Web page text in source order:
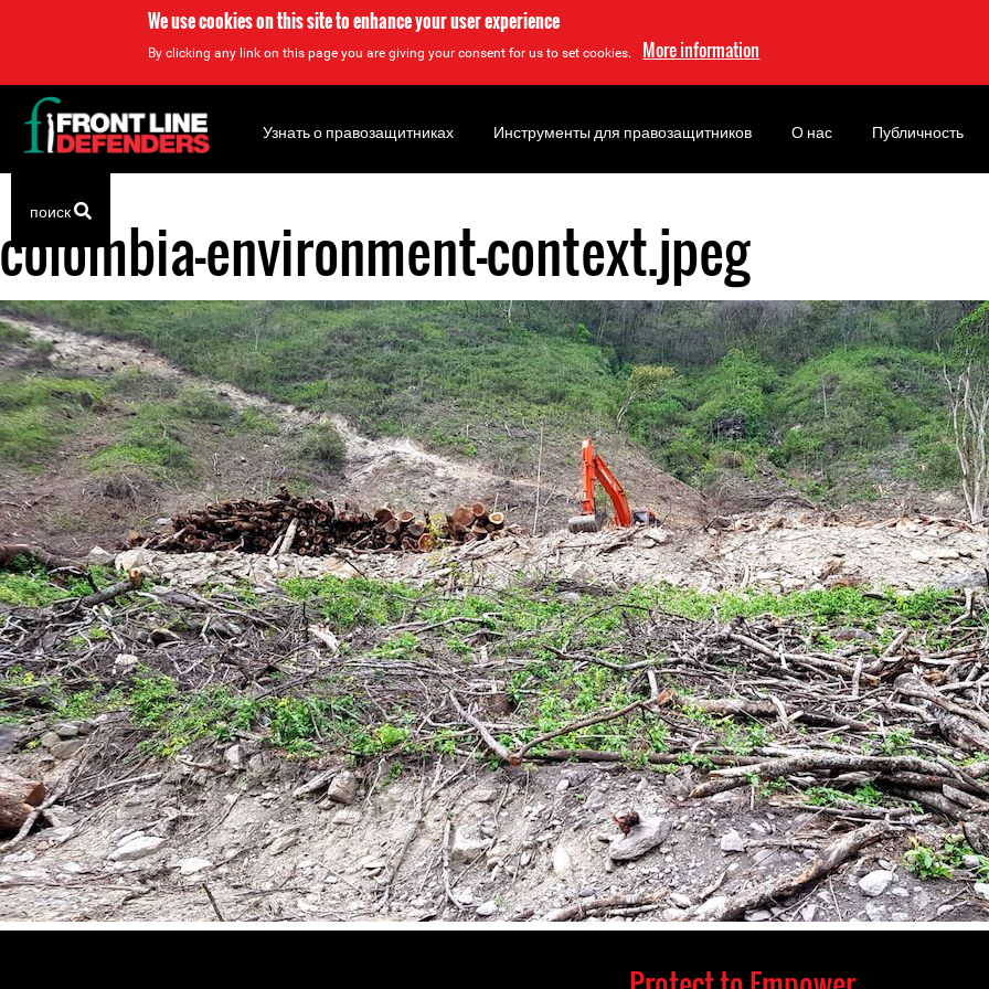
We use cookies on this site to enhance your user experience
By clicking any link on this page you are giving your consent for us to set cookies. More information
to
top
colombia-environment-context.jpeg
Back
to
top
Узнать о правозащитниках Инструменты для правозащитников О нас Публичность
поиск